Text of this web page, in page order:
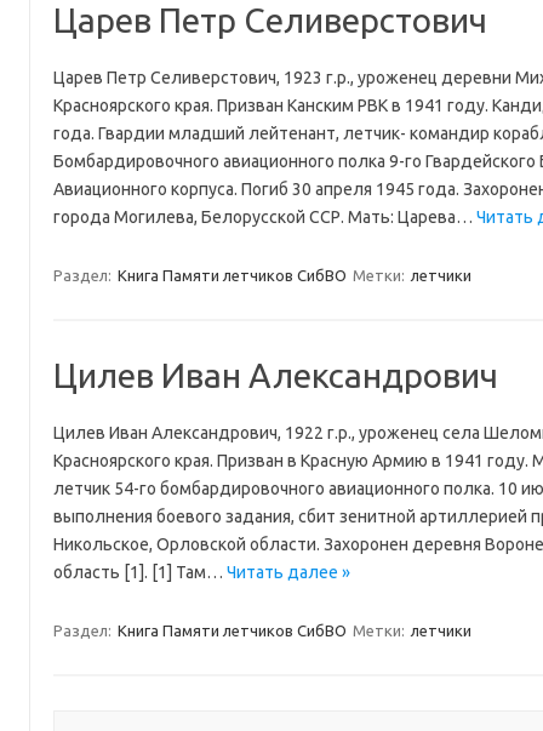
Царев Петр Селиверстович
Царев Петр Селиверстович, 1923 г.р., уроженец деревни
Красноярского края. Призван Канским РВК в 1941 году.
года. Гвардии младший лейтенант, летчик- командир
Бомбардировочного авиационного полка 9-го
Авиационного корпуса. Погиб 30 апреля 1945 года.
города Могилева, Белорусской ССР. Мать: Царева… Читать
Раздел: Книга Памяти летчиков СибВО Метки: летчики
Цилев Иван Александрович
Цилев Иван Александрович, 1922 г.р., уроженец села
Красноярского края. Призван в Красную Армию в 1941
летчик 54-го бомбардировочного авиационного полка. 10
выполнения боевого задания, сбит зенитной артиллерией
Никольское, Орловской области. Захоронен деревня
область [1]. [1] Там… Читать далее »
Раздел: Книга Памяти летчиков СибВО Метки: летчики